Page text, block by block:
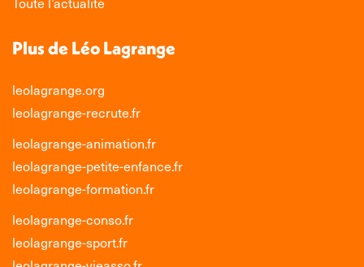
Plus de Léo Lagrange
leolagrange.org
leolagrange-recrute.fr
leolagrange-animation.fr
leolagrange-petite-enfance.fr
leolagrange-formation.fr
leolagrange-conso.fr
leolagrange-sport.fr